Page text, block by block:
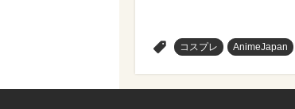
コスプレ AnimeJapan